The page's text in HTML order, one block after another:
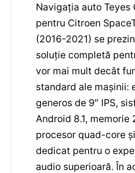
Navigația auto Teyes
pentru Citroen
(2016-2021) se
soluție completă
vor mai mult decât
standard ale mașinii:
generos de 9″ IPS,
Android 8.1, memorie
procesor quad-core
dedicat pentru o
audio superioară. În